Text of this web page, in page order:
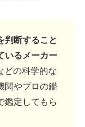
判断すること
いるメーカー
どの科学的な
関やプロの鑑
鑑定してもら